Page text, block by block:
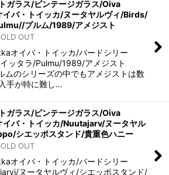
ガラス/ビンテージガラス/Oiva
バ・トイッカ/ヌータヤルヴィ/Birds/
プルム/1989/アメジスト
OUT
オイバ・トイッカ/バードシリー
ッタラ/Pulmu/1989/アメジスト
ムのシリーズの中でもアメジストは数
手が特に難し…
ガラス/ビンテージガラス/Oiva
バ・トイッカ/Nuutajarv/ヌータヤル
シエッポスタンド/貴重色ハニー
OUT
オイバ・トイッカ/バードシリー
ヌータヤルヴィ/シエッポスタンド/